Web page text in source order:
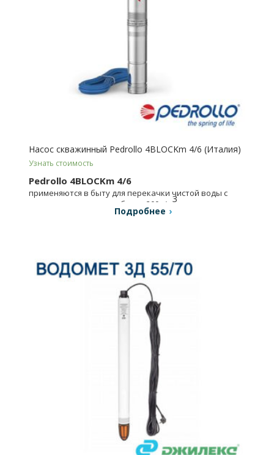
Насос скважинный Pedrollo 4BLOCKm 4/6 (Италия)
Узнать стоимость
Pedrollo 4BLOCKm 4/6
применяются в быту для перекачки чистой воды с
содержанием песка не более 200 г/м3
Подробнее